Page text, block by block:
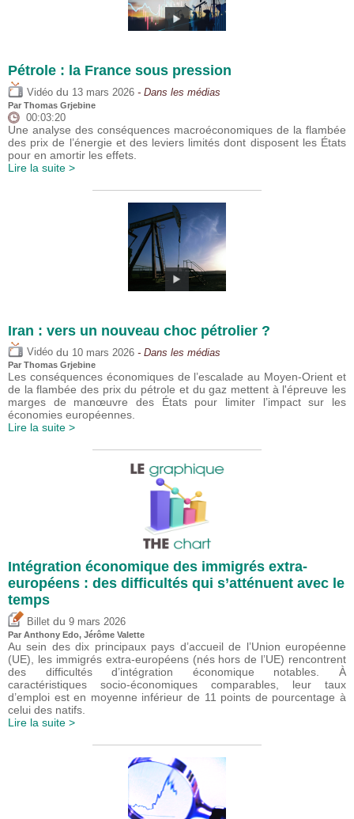
Pétrole : la France sous pression
Vidéo du 13 mars 2026 - Dans les médias
Par Thomas Grjebine
00:03:20
Une analyse des conséquences macroéconomiques de la flambée
des prix de l’énergie et des leviers limités dont disposent les États
pour en amortir les effets.
Lire la suite >
Iran : vers un nouveau choc pétrolier ?
Vidéo du 10 mars 2026 - Dans les médias
Par Thomas Grjebine
Les conséquences économiques de l’escalade au Moyen-Orient et
de la flambée des prix du pétrole et du gaz mettent à l'épreuve les
marges de manœuvre des États pour limiter l’impact sur les
économies européennes.
Lire la suite >
Intégration économique des immigrés extra-
européens : des difficultés qui s’atténuent avec le
temps
Billet du 9 mars 2026
Par Anthony Edo, Jérôme Valette
Au sein des dix principaux pays d’accueil de l’Union européenne
(UE), les immigrés extra-européens (nés hors de l’UE) rencontrent
des difficultés d’intégration économique notables. À
caractéristiques socio-économiques comparables, leur taux
d’emploi est en moyenne inférieur de 11 points de pourcentage à
celui des natifs.
Lire la suite >